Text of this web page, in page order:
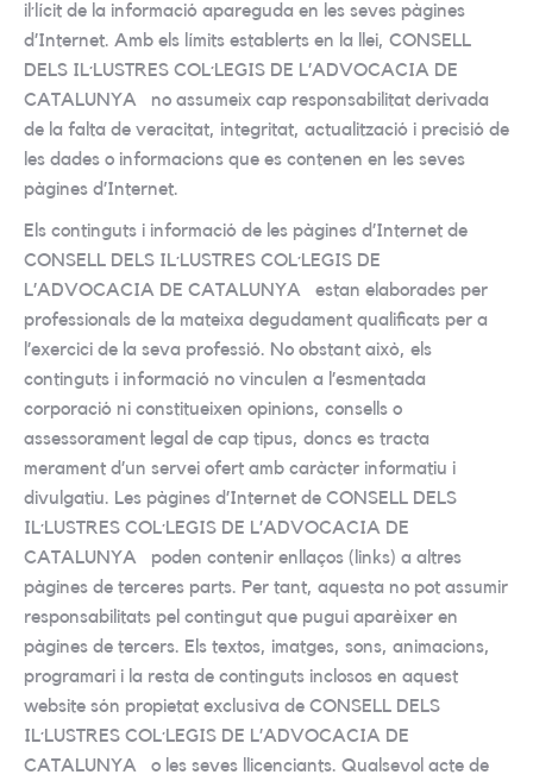
il·lícit de la informació apareguda en les seves pàgines
d’Internet. Amb els límits establerts en la llei, CONSELL
DELS IL·LUSTRES COL·LEGIS DE L’ADVOCACIA DE
CATALUNYA no assumeix cap responsabilitat derivada
de la falta de veracitat, integritat, actualització i precisió de
les dades o informacions que es contenen en les seves
pàgines d’Internet.
Els continguts i informació de les pàgines d’Internet de
CONSELL DELS IL·LUSTRES COL·LEGIS DE
L’ADVOCACIA DE CATALUNYA estan elaborades per
professionals de la mateixa degudament qualificats per a
l’exercici de la seva professió. No obstant això, els
continguts i informació no vinculen a l’esmentada
corporació ni constitueixen opinions, consells o
assessorament legal de cap tipus, doncs es tracta
merament d’un servei ofert amb caràcter informatiu i
divulgatiu. Les pàgines d’Internet de CONSELL DELS
IL·LUSTRES COL·LEGIS DE L’ADVOCACIA DE
CATALUNYA poden contenir enllaços (links) a altres
pàgines de terceres parts. Per tant, aquesta no pot assumir
responsabilitats pel contingut que pugui aparèixer en
pàgines de tercers. Els textos, imatges, sons, animacions,
programari i la resta de continguts inclosos en aquest
website són propietat exclusiva de CONSELL DELS
IL·LUSTRES COL·LEGIS DE L’ADVOCACIA DE
CATALUNYA o les seves llicenciants. Qualsevol acte de